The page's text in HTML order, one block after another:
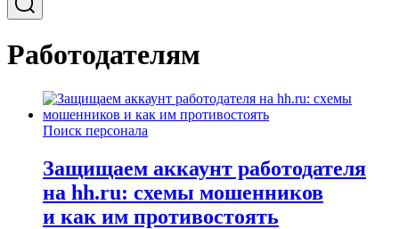
Работодателям
Поиск персонала
Защищаем аккаунт работодателя
на hh.ru: схемы мошенников
и как им противостоять